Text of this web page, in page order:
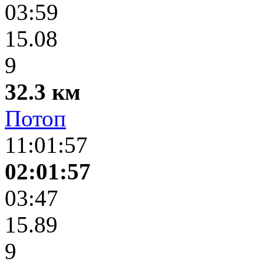
03:59
15.08
9
32.3 км
Потоп
11:01:57
02:01:57
03:47
15.89
9